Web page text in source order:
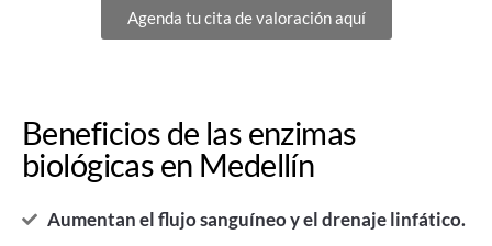
Agenda tu cita de valoración aquí
Beneficios de las enzimas
biológicas en Medellín
Aumentan el flujo sanguíneo y el drenaje linfático.